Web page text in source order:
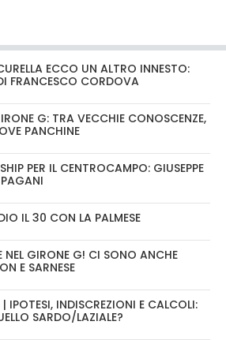
ECCO UN ALTRO INNESTO:
FRANCESCO CORDOVA
G: TRA VECCHIE CONOSCENZE,
PANCHINE
PER IL CENTROCAMPO: GIUSEPPE
IL 30 CON LA PALMESE
NEL GIRONE G! CI SONO ANCHE
E SARNESE
IPOTESI, INDISCREZIONI E CALCOLI:
SARDO/LAZIALE?